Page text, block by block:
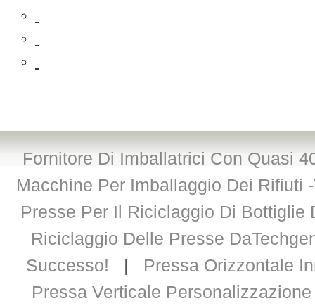
Fornitore Di Imballatrici Con Quasi
Macchine Per Imballaggio Dei Rifiuti
Presse Per Il Riciclaggio Di Bottiglie
Riciclaggio Delle Presse
Successo! | Pressa Orizzontale
Pressa Verticale Personalizzazione